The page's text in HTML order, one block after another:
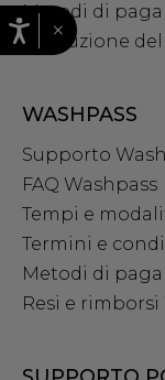
Metodi di
Risoluzione
WASHPASS
Supporto
FAQ Washpass
Tempi e
Termini e
Metodi di
Resi e rimborsi
×